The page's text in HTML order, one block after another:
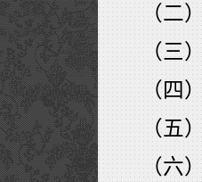
（二
（三
（四
（五
（六